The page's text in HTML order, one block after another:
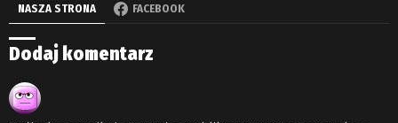
NASZA STRONA FACEBOOK
Dodaj komentarz